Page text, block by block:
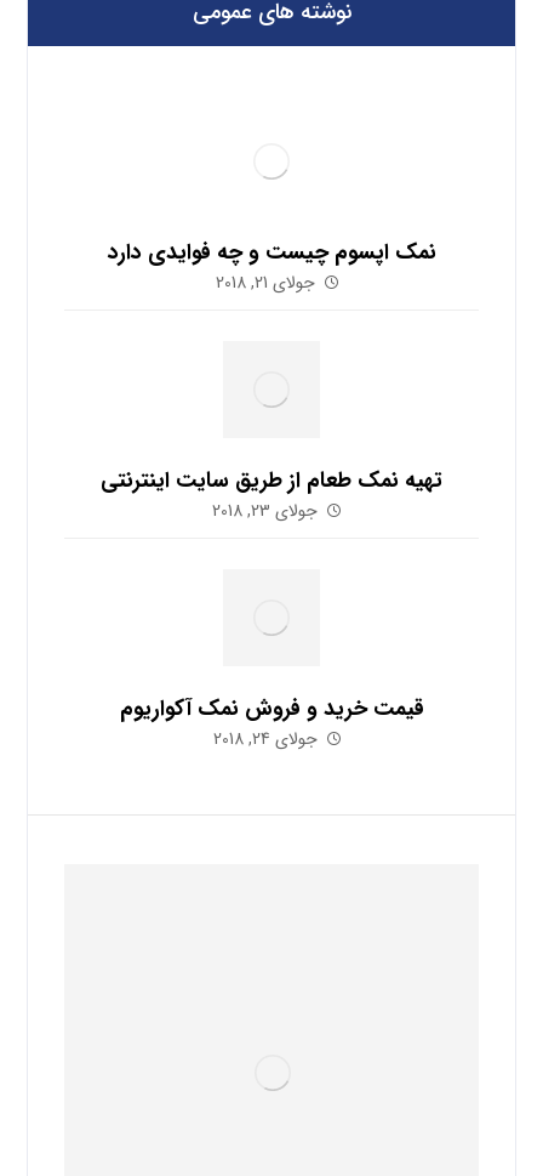
نوشته های عمومی
نمک اپسوم چیست و چه فوایدی دارد
جولای 21, 2018
تهیه نمک طعام از طریق سایت اینترنتی
جولای 23, 2018
قیمت خرید و فروش نمک آکواریوم
جولای 24, 2018